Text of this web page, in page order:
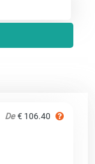
De € 106.40